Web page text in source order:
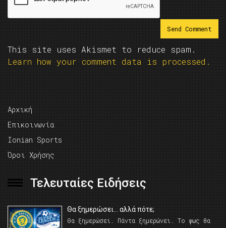
This site uses Akismet to reduce spam.
Learn how your comment data is processed.
Αρχική
Επικοινωνία
Ionian Sports
Όροι Χρήσης
Τελευταίες Ειδήσεις
Θα ξημερώσει… αλλά πότε;
Θα ξημερώσει. Πάντα ξημερώνει. Το φως θα